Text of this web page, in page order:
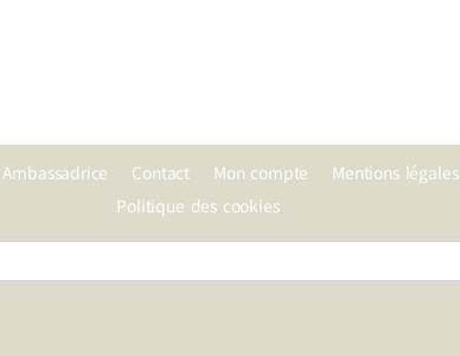
Ambassadrice Contact Mon compte Mentions légales
Politique des cookies